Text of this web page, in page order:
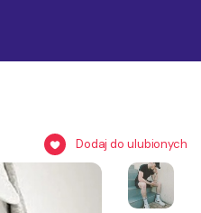
Dodaj do ulubionych